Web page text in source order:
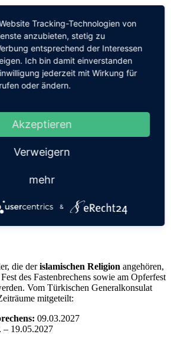
Herbstferien
Fastnacht
(bewegl. Ferientage)
Bewegl. Ferientag
Pfingstferien
Sommerferien
die derislamischen Religion angehören,
des Fastenbrechens sowie am Opferfest
Vom Türkischen Generalkonsulat
mitgeteilt:
09.03.2027
– 19.05.2027
Tracking-Technologien von
anzubieten, stetig zu
entsprechend der Interessen
Ich bin damit einverstanden
jederzeit mit Wirkung für
oder ändern.
Akzeptieren
Verweigern
mehr
&